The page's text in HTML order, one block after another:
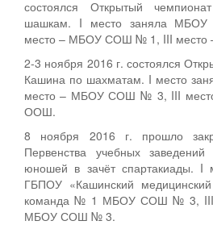
состоялся Открытый
шашкам. I место заняла МБОУ
место – МБОУ СОШ № 1, III
2-3 ноября 2016 г. состоялся
Кашина по шахматам. I место
место – МБОУ СОШ № 3, III
ООШ.
8 ноября 2016 г. прошло
Первенства учебных
юношей в зачёт спартакиады. I
ГБПОУ «Кашинский
команда № 1 МБОУ СОШ № 3, III
МБОУ СОШ № 3.